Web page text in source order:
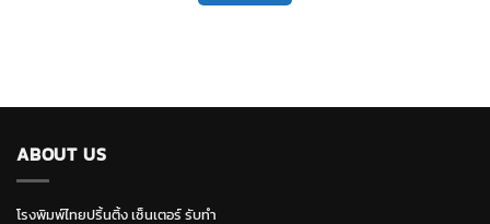
ABOUT US
โรงพิมพ์ไทยปริ้นติ้ง เซ็นเตอร์ รับทำ